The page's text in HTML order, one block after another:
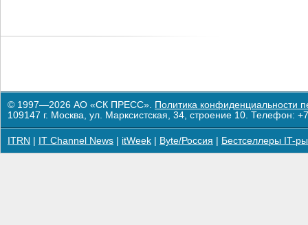
© 1997—2026 АО «СК ПРЕСС». Политика конфиденциальности
109147 г. Москва, ул. Марксистская, 34, строение 10. Телефон:
ITRN IT Channel News itWeek Byte/Россия Бестселлеры IT-